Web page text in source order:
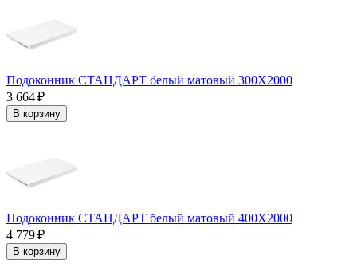
Подоконник СТАНДАРТ белый матовый 300Х2000
3 664 ₽
В корзину
Подоконник СТАНДАРТ белый матовый 400Х2000
4 779 ₽
В корзину